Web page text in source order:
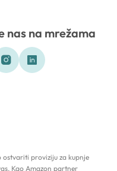
nas na mrežama
proviziju za kupnje
Kao Amazon partner